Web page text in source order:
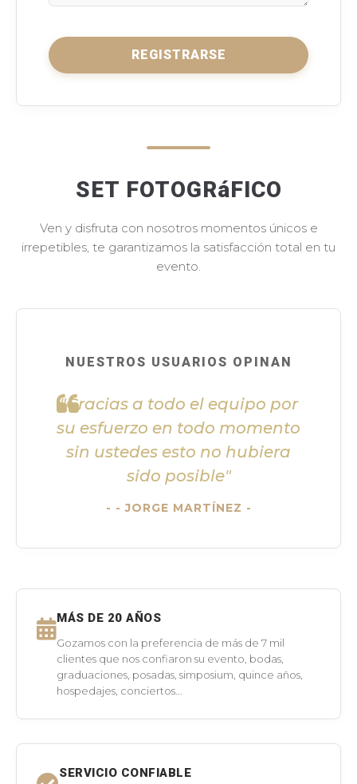
REGISTRARSE
SET FOTOGRáFICO
Ven y disfruta con nosotros momentos únicos e
irrepetibles, te garantizamos la satisfacción total en tu
evento.
NUESTROS USUARIOS OPINAN
"Gracias a todo el equipo por
su esfuerzo en todo momento
sin ustedes esto no hubiera
sido posible"
- JORGE MARTÍNEZ -
MÁS DE 20 AÑOS
Gozamos con la preferencia de más de 7 mil
clientes que nos confiaron su evento, bodas,
graduaciones, posadas, simposium, quince años,
hospedajes, conciertos...
SERVICIO CONFIABLE